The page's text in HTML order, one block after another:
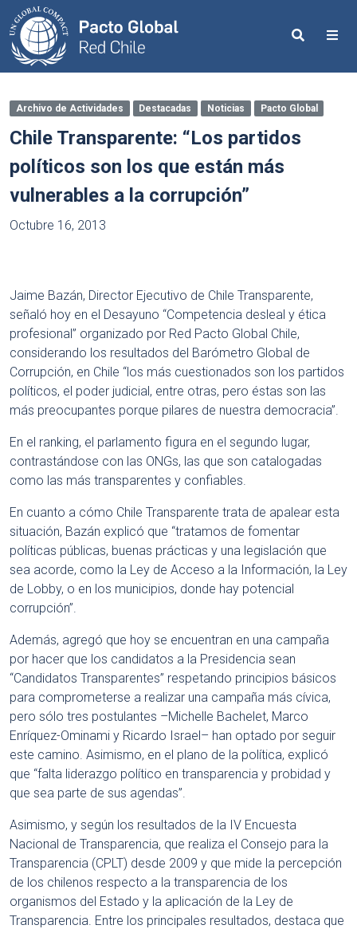
Search
Archivo de Actividades Destacadas Noticias Pacto Global
Chile Transparente: “Los partidos
políticos son los que están más
vulnerables a la corrupción”
Octubre 16, 2013
Jaime Bazán, Director Ejecutivo de Chile Transparente,
señaló hoy en el Desayuno “Competencia desleal y ética
profesional” organizado por Red Pacto Global Chile,
considerando los resultados del Barómetro Global de
Corrupción, en Chile “los más cuestionados son los partidos
políticos, el poder judicial, entre otras, pero éstas son las
más preocupantes porque pilares de nuestra democracia”.
En el ranking, el parlamento figura en el segundo lugar,
contrastándose con las ONGs, las que son catalogadas
como las más transparentes y confiables.
En cuanto a cómo Chile Transparente trata de apalear esta
situación, Bazán explicó que “tratamos de fomentar
políticas públicas, buenas prácticas y una legislación que
sea acorde, como la Ley de Acceso a la Información, la Ley
de Lobby, o en los municipios, donde hay potencial
corrupción”.
Además, agregó que hoy se encuentran en una campaña
por hacer que los candidatos a la Presidencia sean
“Candidatos Transparentes” respetando principios básicos
para comprometerse a realizar una campaña más cívica,
pero sólo tres postulantes –Michelle Bachelet, Marco
Enríquez-Ominami y Ricardo Israel– han optado por seguir
este camino. Asimismo, en el plano de la política, explicó
que “falta liderazgo político en transparencia y probidad y
que sea parte de sus agendas”.
Asimismo, y según los resultados de la IV Encuesta
Nacional de Transparencia, que realiza el Consejo para la
Transparencia (CPLT) desde 2009 y que mide la percepción
de los chilenos respecto a la transparencia de los
organismos del Estado y la aplicación de la Ley de
Transparencia. Entre los principales resultados, destaca que